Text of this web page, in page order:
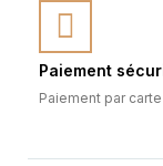
Paiement
Paiement par